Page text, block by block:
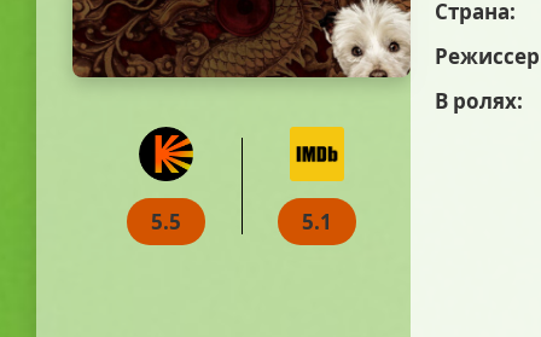
5.5 5.1
Страна:
В ролях: